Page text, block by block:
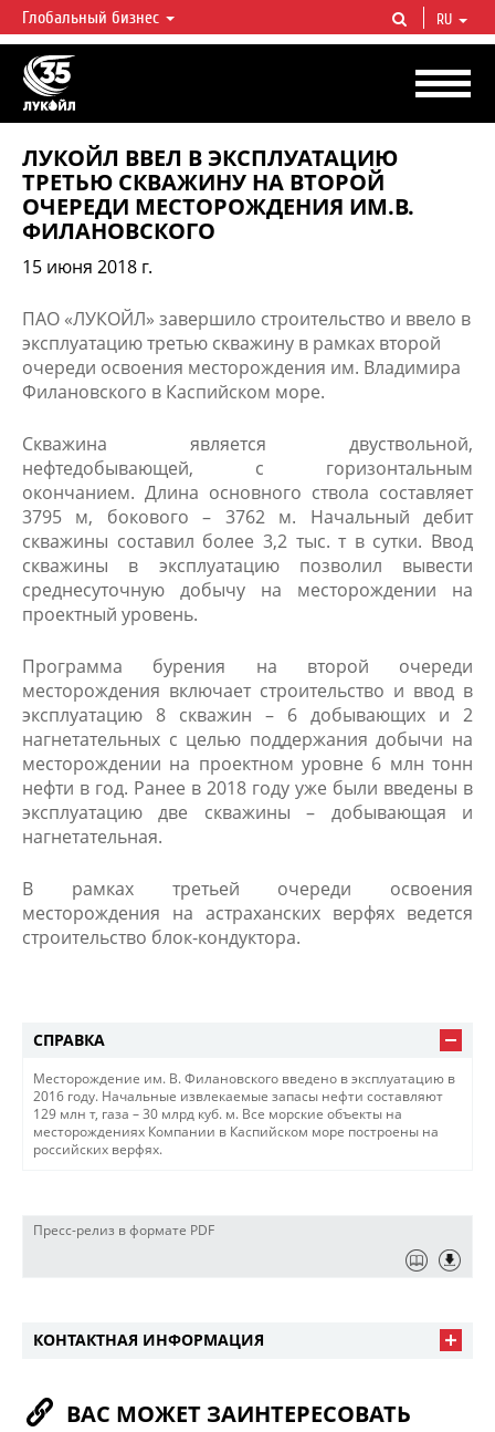
ЛУКОЙЛ СЕГОДНЯ
ЛУКОЙЛ — одна из крупнейших вертикально интегрированных
нефтегазовых компаний в мире, на долю которой приходится более 2%
мировой добычи нефти и около 1% доказанных запасов углеводородов.
Глобальный бизнес RU
ЛУКОЙЛ ВВЕЛ В ЭКСПЛУАТАЦИЮ
ТРЕТЬЮ СКВАЖИНУ НА ВТОРОЙ
ОЧЕРЕДИ МЕСТОРОЖДЕНИЯ ИМ.В.
ФИЛАНОВСКОГО
15 июня 2018 г.
ПАО «ЛУКОЙЛ» завершило строительство и ввело в
эксплуатацию третью скважину в рамках второй
очереди освоения месторождения им. Владимира
Филановского в Каспийском море.
Скважина является двуствольной,
нефтедобывающей, с горизонтальным
окончанием. Длина основного ствола составляет
3795 м, бокового – 3762 м. Начальный дебит
скважины составил более 3,2 тыс. т в сутки. Ввод
скважины в эксплуатацию позволил вывести
среднесуточную добычу на месторождении на
проектный уровень.
Программа бурения на второй очереди
месторождения включает строительство и ввод в
эксплуатацию 8 скважин – 6 добывающих и 2
нагнетательных с целью поддержания добычи на
месторождении на проектном уровне 6 млн тонн
нефти в год. Ранее в 2018 году уже были введены в
эксплуатацию две скважины – добывающая и
нагнетательная.
В рамках третьей очереди освоения
месторождения на астраханских верфях ведется
строительство блок-кондуктора.
СПРАВКА
Месторождение им. В. Филановского введено в эксплуатацию в
2016 году. Начальные извлекаемые запасы нефти составляют
129 млн т, газа – 30 млрд куб. м. Все морские объекты на
месторождениях Компании в Каспийском море построены на
российских верфях.
Пресс-релиз в формате PDF
КОНТАКТНАЯ ИНФОРМАЦИЯ
ВАС МОЖЕТ ЗАИНТЕРЕСОВАТЬ